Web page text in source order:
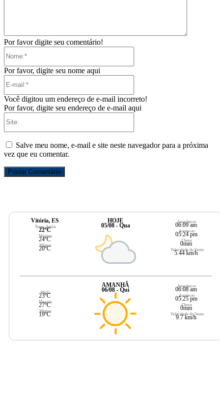
Por favor digite seu comentário!
Por favor, digite seu nome aqui
Você digitou um endereço de e-mail incorreto!
Por favor, digite seu endereço de e-mail aqui
Salve meu nome, e-mail e site neste navegador para a próxima
vez que eu comentar.
Vitória, ES
Temp. Agora
22ºC
Máxima
24ºC
Mínima
20ºC
HOJE
05/08 - Qua
Amanhecer
06:09 am
Anoitecer
05:24 pm
Chuva
0mm
Velocidade do Vento
5.44 km/h
Média
23ºC
Máxima
27ºC
Mínima
19ºC
AMANHÃ
06/08 - Qui
Amanhecer
06:08 am
Anoitecer
05:25 pm
Chuva
0mm
Velocidade do Vento
9.7 km/h